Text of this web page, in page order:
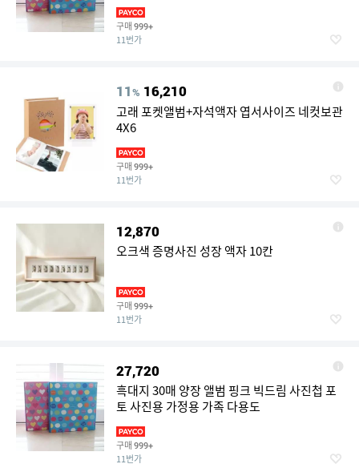
구매 999+
11번가
11% 16,210
고래 포켓앨범+자석액자 엽서사이즈 네컷보관
4X6
구매 999+
11번가
12,870
오크색 증명사진 성장 액자 10칸
구매 999+
11번가
27,720
흑대지 30매 양장 앨범 핑크 빅드림 사진첩 포
토 사진용 가정용 가족 다용도
구매 999+
11번가